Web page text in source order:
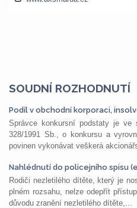
SOUDNÍ ROZHODNUTÍ
Podíl v obchodní korporaci,
Správce konkursní podstaty je
328/1991 Sb., o konkursu a
povinen vykonávat veškerá
Nahlédnutí do policejního spisu
Rodiči nezletilého dítěte, který je
plném rozsahu, nelze odepřít
důvodu zranění nezletilého dítěte,...